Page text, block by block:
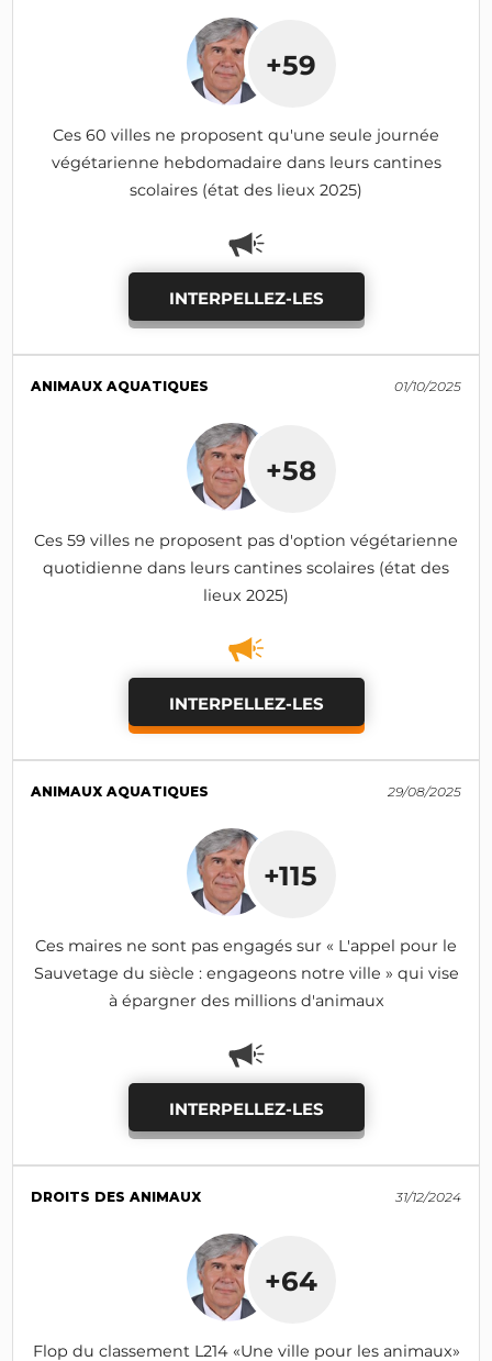
+59
Ces 60 villes ne proposent qu'une seule journée
végétarienne hebdomadaire dans leurs cantines
scolaires (état des lieux 2025)
INTERPELLEZ-LES
ANIMAUX AQUATIQUES 01/10/2025
+58
Ces 59 villes ne proposent pas d'option végétarienne
quotidienne dans leurs cantines scolaires (état des
lieux 2025)
INTERPELLEZ-LES
ANIMAUX AQUATIQUES 29/08/2025
+115
Ces maires ne sont pas engagés sur « L'appel pour le
Sauvetage du siècle : engageons notre ville » qui vise
à épargner des millions d'animaux
INTERPELLEZ-LES
DROITS DES ANIMAUX 31/12/2024
+64
Flop du classement L214 «Une ville pour les animaux»